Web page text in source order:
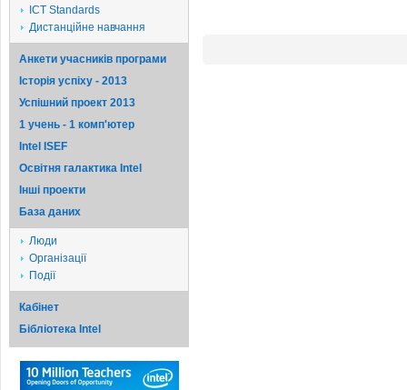
ICT Standards
Дистанційне навчання
Анкети учасників програми
Історія успіху - 2013
Успішний проект 2013
1 учень - 1 комп'ютер
Intel ISEF
Освітня галактика Intel
Iншi проекти
База даних
Люди
Організації
Події
Кабінет
Бібліотека Intel